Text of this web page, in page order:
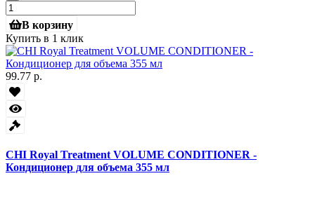
В корзину
Купить в 1 клик
99.77 р.
CHI Royal Treatment VOLUME CONDITIONER -
Кондиционер для объема 355 мл